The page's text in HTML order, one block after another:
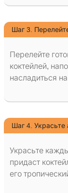
Шаг 3.
Перелейте
коктейлей,
насладиться
Шаг 4.
Украсьте
придаст
его